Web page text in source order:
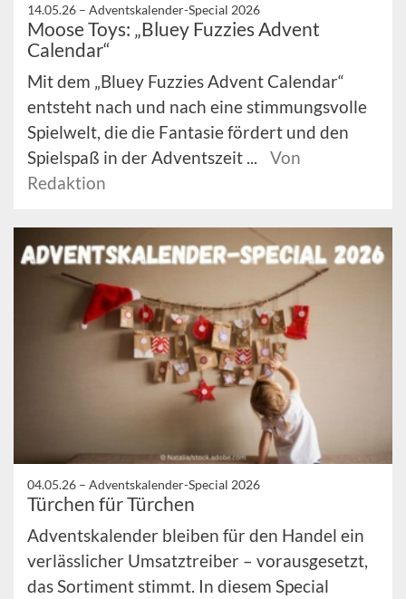
14.05.26 – Adventskalender-Special 2026
Moose Toys: „Bluey Fuzzies Advent
Calendar“
Mit dem „Bluey Fuzzies Advent Calendar“
entsteht nach und nach eine stimmungsvolle
Spielwelt, die die Fantasie fördert und den
Spielspaß in der Adventszeit ...
Von
Redaktion
04.05.26 – Adventskalender-Special 2026
Türchen für Türchen
Adventskalender bleiben für den Handel ein
verlässlicher Umsatztreiber – vorausgesetzt,
das Sortiment stimmt. In diesem Special